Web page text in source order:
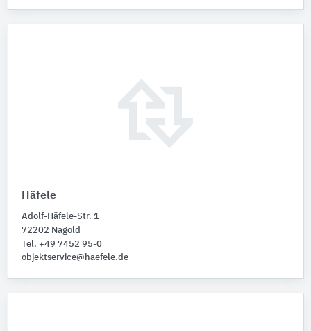
Häfele
Adolf-Häfele-Str. 1
72202 Nagold
Tel. +49 7452 95-0
objektservice@haefele.de